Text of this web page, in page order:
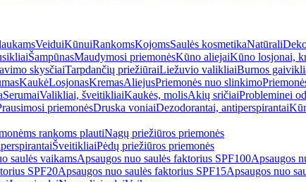
VeiduiKūnuiRankomsKojomsSaulės kosmetikaNatūrali
ŠampūnasMaudymosi priemonėsKūno aliejaiKūno losjonai,
skysčiaiTarpdančių priežiūraiLiežuvio valikliaiBurnos
KaukėLosjonasKremasAliejusPriemonės nuo slinkimo
SerumaiValikliai, šveitikliaiKaukės, molisAkių sričiaiProbleminei
priemonėsDruska voniaiDezodorantai, antiperspirantai
rankoms plautiNagų priežiūros priemonės
ŠveitikliaiPėdų priežiūros priemonės
saulės vaikamsApsaugos nuo saulės faktorius SPF100Apsaugos
SPF20Apsaugos nuo saulės faktorius SPF15Apsaugos nuo